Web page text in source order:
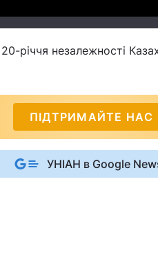
річчя незалежності
ПІДТРИМАЙТЕ НАС
УНІАН в Google